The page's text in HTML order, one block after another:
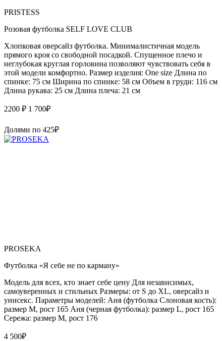
PRISTESS
Розовая футболка SELF LOVE CLUB
Хлопковая оверсайз футболка. Минималистичная модель
прямого кроя со свободной посадкой. Спущенное плечо и
неглубокая круглая горловина позволяют чувствовать себя в
этой модели комфортно. Размер изделия: One size Длина по
спинке: 75 см Ширина по спинке: 58 см Объем в груди: 116 см
Длина рукава: 25 см Длина плеча: 21 см
2200 ₽ 1 700₽
Долями по 425₽
PROSEKA
Футболка «Я себе не по карману»
Модель для всех, кто знает себе цену Для независимых,
самоуверенных и стильных Размеры: от S до XL, оверсайз и
унисекс. Параметры моделей: Аня (футболка Слоновая кость):
размер М, рост 165 Аня (черная футболка): размер L, рост 165
Сережа: размер M, рост 176
4 500₽